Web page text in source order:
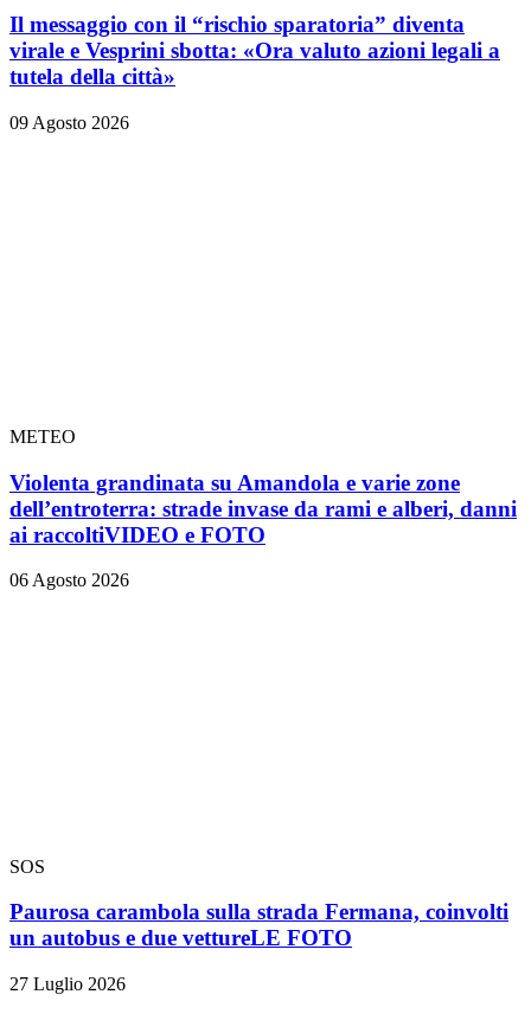
Il messaggio con il “rischio sparatoria” diventa
virale e Vesprini sbotta: «Ora valuto azioni legali a
tutela della città»
09 Agosto 2026
METEO
Violenta grandinata su Amandola e varie zone
dell’entroterra: strade invase da rami e alberi, danni
ai raccoltiVIDEO e FOTO
06 Agosto 2026
SOS
Paurosa carambola sulla strada Fermana, coinvolti
un autobus e due vettureLE FOTO
27 Luglio 2026